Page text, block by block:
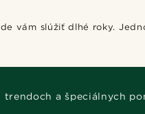
vám slúžiť dlhé roky.
a špeciálnych